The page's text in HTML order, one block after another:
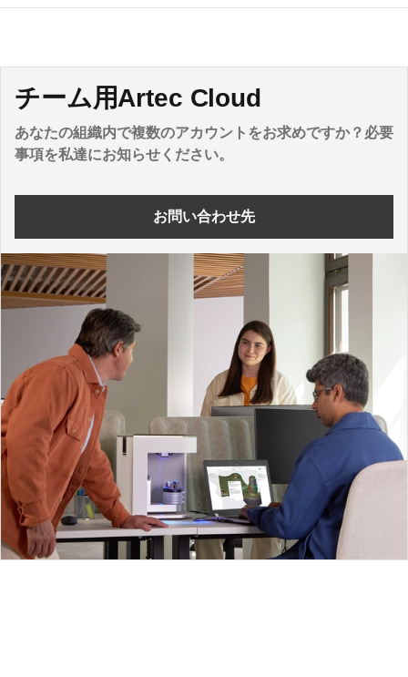
チーム用Artec Cloud
あなたの組織内で複数のアカウントをお求めですか？必要
事項を私達にお知らせください。
お問い合わせ先